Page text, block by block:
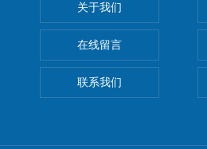
关于我们
在线留言
联系我们